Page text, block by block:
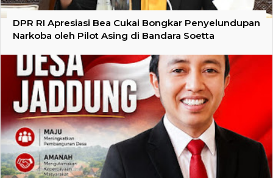
DPR RI Apresiasi Bea Cukai Bongkar Penyelundupan
Narkoba oleh Pilot Asing di Bandara Soetta